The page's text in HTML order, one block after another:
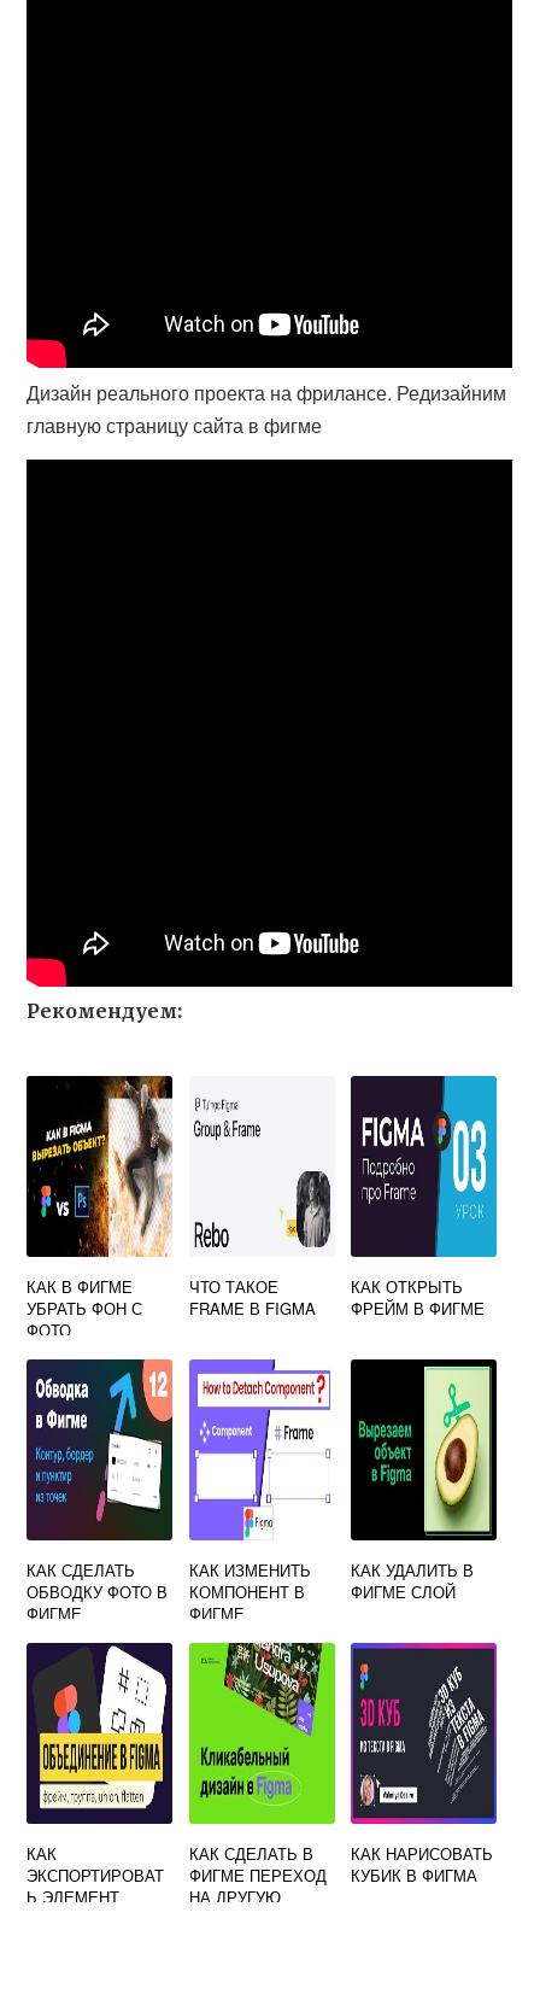
Дизайн реального проекта на фрилансе. Редизайним
главную страницу сайта в фигме
Рекомендуем:
КАК В ФИГМЕ
УБРАТЬ ФОН С
ФОТО
ЧТО ТАКОЕ
FRAME В FIGMA
КАК ОТКРЫТЬ
ФРЕЙМ В ФИГМЕ
КАК СДЕЛАТЬ
ОБВОДКУ ФОТО В
ФИГМЕ
КАК ИЗМЕНИТЬ
КОМПОНЕНТ В
ФИГМЕ
КАК УДАЛИТЬ В
ФИГМЕ СЛОЙ
КАК
ЭКСПОРТИРОВАТ
Ь ЭЛЕМЕНТ
КАК СДЕЛАТЬ В
ФИГМЕ ПЕРЕХОД
НА ДРУГУЮ
КАК НАРИСОВАТЬ
КУБИК В ФИГМА